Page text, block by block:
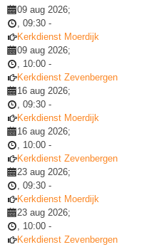
09 aug 2026;
, 09:30 -
Kerkdienst Moerdijk
09 aug 2026;
, 10:00 -
Kerkdienst Zevenbergen
16 aug 2026;
, 09:30 -
Kerkdienst Moerdijk
16 aug 2026;
, 10:00 -
Kerkdienst Zevenbergen
23 aug 2026;
, 09:30 -
Kerkdienst Moerdijk
23 aug 2026;
, 10:00 -
Kerkdienst Zevenbergen